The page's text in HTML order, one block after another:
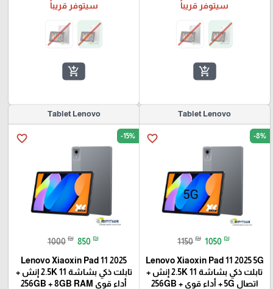
سيتوفر قريباً
add_shopping_cart
سيتوفر قريباً
add_shopping_cart
Tablet Lenovo
favorite_border -8%
1150 ₪ 1050 ₪
Lenovo Xiaoxin Pad 11 2025 5G
تابلت ذكي بشاشة 2.5K 11 إنش +
اتصال 5G + أداء قوي 256GB +
Tablet Lenovo
favorite_border -15%
1000 ₪ 850 ₪
Lenovo Xiaoxin Pad 11 2025
تابلت ذكي بشاشة 2.5K 11 إنش +
أداء قوي 256GB + 8GB RAM